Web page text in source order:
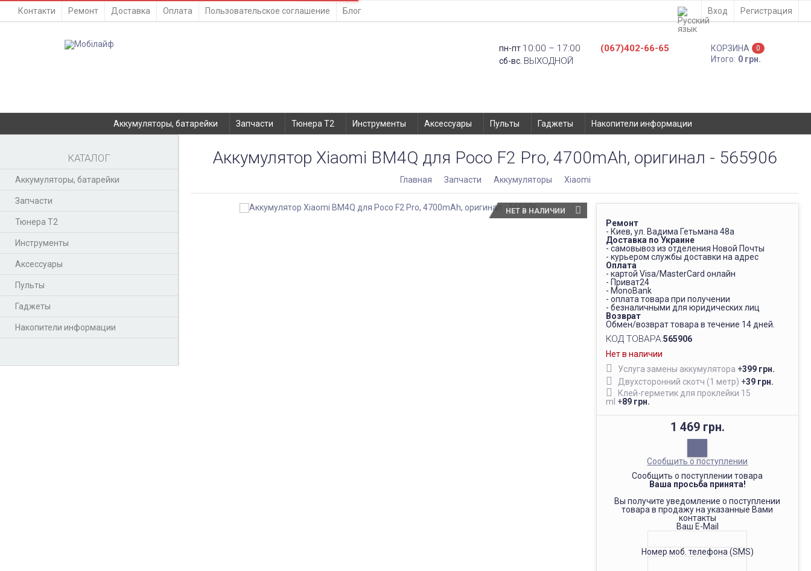
Контакти Ремонт Доставка Оплата Пользовательское соглашение Блог Вход Регистрация
пн-пт 10:00 – 17:00
сб-вс. ВЫХОДНОЙ
(067)402-66-65 КОРЗИНА 0
Итого: 0 грн.
Аккумуляторы, батарейки Запчасти Тюнера T2 Инструменты Аксессуары Пульты Гаджеты Накопители информации
КАТАЛОГ
Аккумуляторы, батарейки
Запчасти
Тюнера T2
Инструменты
Аксессуары
Пульты
Гаджеты
Накопители информации
Аккумулятор Xiaomi BM4Q для Poco F2 Pro, 4700mAh, оригинал - 565906
Главная Запчасти Аккумуляторы Xiaomi
НЕТ В НАЛИЧИИ
Ремонт
- Киев, ул. Вадима Гетьмана 48а
Доставка по Украине
- самовывоз из отделения Новой Почты
- курьером службы доставки на адрес
Оплата
- картой Visa/MasterCard онлайн
- Приват24
- MonoBank
- оплата товара при получении
- безналичными для юридических лиц
Возврат
Обмен/возврат товара в течение 14 дней.
КОД ТОВАРА:565906
Нет в наличии
Услуга замены аккумулятора +399 грн.
Двухсторонний скотч (1 метр) +39 грн.
Клей-герметик для проклейки 15
ml +89 грн.
1 469 грн.
Сообщить о поступлении
Сообщить о поступлении товара
Ваша просьба принята!
Вы получите уведомление о поступлении
товара в продажу на указанные Вами
контакты
Ваш E-Mail
Номер моб. телефона (SMS)